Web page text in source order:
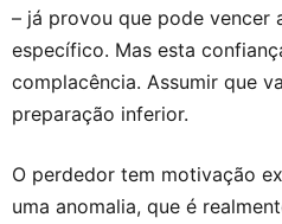
– já provou que pode vencer
específico. Mas esta
complacência. Assumir que
preparação inferior.
O perdedor tem motivação
uma anomalia, que é